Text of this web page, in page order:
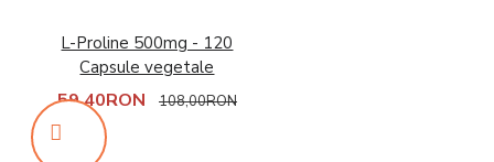
L-Proline 500mg - 120
Capsule vegetale
59,40RON 108,00RON